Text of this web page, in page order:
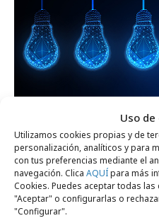
Uso de
Utilizamos cookies propias y de
personalización, analíticos y para
con tus preferencias mediante el
navegación. Clica AQUÍpara más
Cookies. Puedes aceptar todas
"Aceptar" o configurarlas o
"Configurar".
miércoles, 15 de julio 2026
La nueva fórmula del